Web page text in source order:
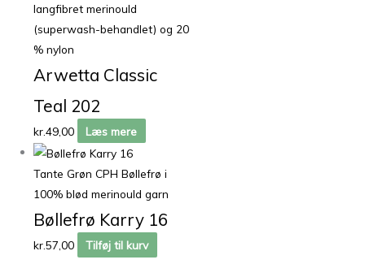
langfibret merinould
(superwash-behandlet) og 20
% nylon
Arwetta Classic
Teal 202
kr.49,00 Læs mere
Tante Grøn CPH Bøllefrø i
100% blød merinould garn
Bøllefrø Karry 16
kr.57,00 Tilføj til kurv